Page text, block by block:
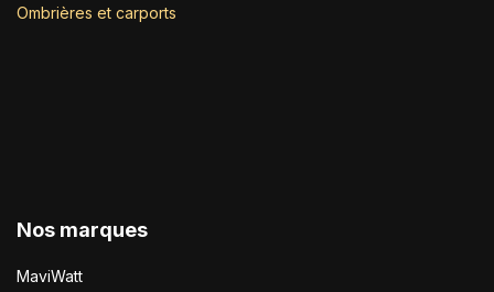
Ombrières et carports
Nos marques
MaviWatt